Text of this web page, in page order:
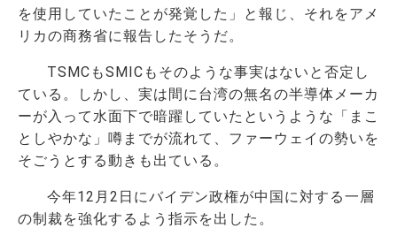
を使用していたことが発覚した」と報じ、それをアメ
リカの商務省に報告したそうだ。
TSMCもSMICもそのような事実はないと否定し
ている。しかし、実は間に台湾の無名の半導体メーカ
ーが入って水面下で暗躍していたというような「まこ
としやかな」噂までが流れて、ファーウェイの勢いを
そごうとする動きも出ている。
今年12月2日にバイデン政権が中国に対する一層
の制裁を強化するよう指示を出した。